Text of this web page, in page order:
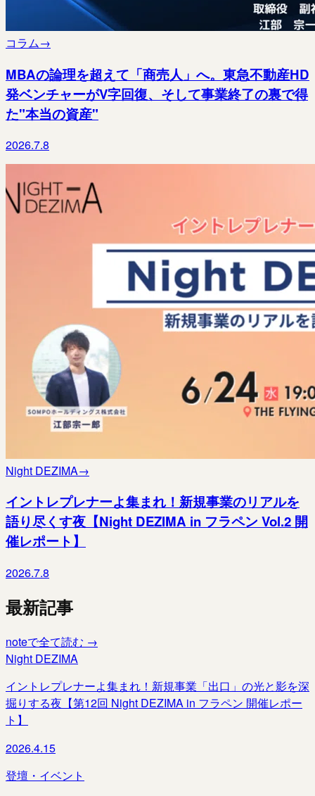
コラム→
MBAの論理を超えて「商売人」へ。東急不動産HD
発ベンチャーがV字回復、そして事業終了の裏で得
た"本当の資産"
2026.7.8
Night DEZIMA→
イントレプレナーよ集まれ！新規事業のリアルを
語り尽くす夜【Night DEZIMA in フラペン Vol.2 開
催レポート】
2026.7.8
最新記事
noteで全て読む →
Night DEZIMA
イントレプレナーよ集まれ！新規事業「出口」の光と影を深
掘りする夜【第12回 Night DEZIMA in フラペン 開催レポー
ト】
2026.4.15
登壇・イベント